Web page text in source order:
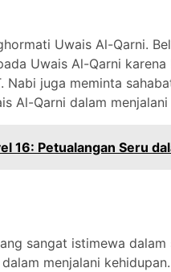
Uwais Al-Qarni.
Uwais Al-Qarni
Nabi juga meminta
Al-Qarni dalam menjalani
16: Petualangan Seru
sangat istimewa dalam
menjalani